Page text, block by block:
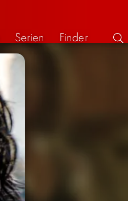
Serien Finder